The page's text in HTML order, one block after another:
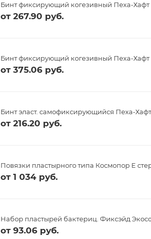
Бинт фиксирующий когезивный Пеха-Хафт
от 267.90 руб.
Бинт фиксирующий когезивный Пеха-Хафт
от 375.06 руб.
Бинт эласт. самофиксирующийся Пеха-
от 216.20 руб.
Повязки пластырного типа Космопор Е
от 1 034 руб.
Набор пластырей бактериц. Фиксэйд
от 93.06 руб.